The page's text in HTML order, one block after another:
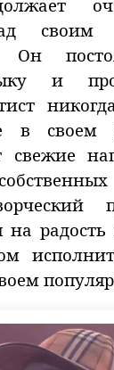
своим
Он
и
в своем
на